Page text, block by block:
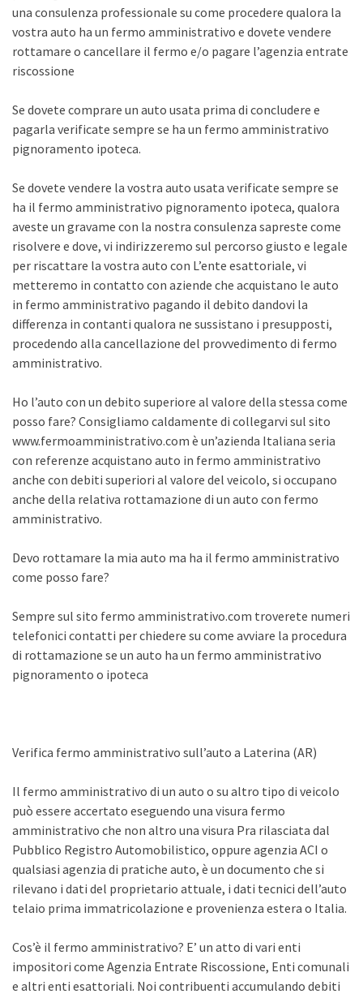
una consulenza professionale su come procedere qualora la
vostra auto ha un fermo amministrativo e dovete vendere
rottamare o cancellare il fermo e/o pagare l’agenzia entrate
riscossione
Se dovete comprare un auto usata prima di concludere e
pagarla verificate sempre se ha un fermo amministrativo
pignoramento ipoteca.
Se dovete vendere la vostra auto usata verificate sempre se
ha il fermo amministrativo pignoramento ipoteca, qualora
aveste un gravame con la nostra consulenza sapreste come
risolvere e dove, vi indirizzeremo sul percorso giusto e legale
per riscattare la vostra auto con L’ente esattoriale, vi
metteremo in contatto con aziende che acquistano le auto
in fermo amministrativo pagando il debito dandovi la
differenza in contanti qualora ne sussistano i presupposti,
procedendo alla cancellazione del provvedimento di fermo
amministrativo.
Ho l’auto con un debito superiore al valore della stessa come
posso fare? Consigliamo caldamente di collegarvi sul sito
www.fermoamministrativo.com è un’azienda Italiana seria
con referenze acquistano auto in fermo amministrativo
anche con debiti superiori al valore del veicolo, si occupano
anche della relativa rottamazione di un auto con fermo
amministrativo.
Devo rottamare la mia auto ma ha il fermo amministrativo
come posso fare?
Sempre sul sito fermo amministrativo.com troverete numeri
telefonici contatti per chiedere su come avviare la procedura
di rottamazione se un auto ha un fermo amministrativo
pignoramento o ipoteca
Verifica fermo amministrativo sull’auto a Laterina (AR)
Il fermo amministrativo di un auto o su altro tipo di veicolo
può essere accertato eseguendo una visura fermo
amministrativo che non altro una visura Pra rilasciata dal
Pubblico Registro Automobilistico, oppure agenzia ACI o
qualsiasi agenzia di pratiche auto, è un documento che si
rilevano i dati del proprietario attuale, i dati tecnici dell’auto
telaio prima immatricolazione e provenienza estera o Italia.
Cos’è il fermo amministrativo? E’ un atto di vari enti
impositori come Agenzia Entrate Riscossione, Enti comunali
e altri enti esattoriali. Noi contribuenti accumulando debiti